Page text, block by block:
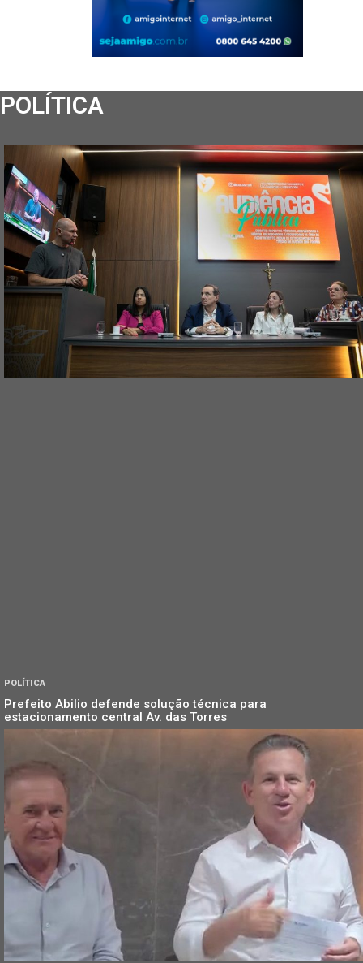
POLÍTICA
POLÍTICA
Prefeito Abilio defende solução técnica para
estacionamento central Av. das Torres